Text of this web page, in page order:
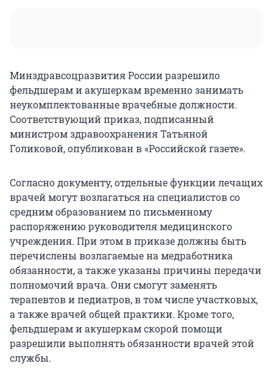
Минздравсоцразвития России разрешило
фельдшерам и акушеркам временно занимать
неукомплектованные врачебные должности.
Соответствующий приказ, подписанный
министром здравоохранения Татьяной
Голиковой, опубликован в «Российской газете».
Согласно документу, отдельные функции лечащих
врачей могут возлагаться на специалистов со
средним образованием по письменному
распоряжению руководителя медицинского
учреждения. При этом в приказе должны быть
перечислены возлагаемые на медработника
обязанности, а также указаны причины передачи
полномочий врача. Они смогут заменять
терапевтов и педиатров, в том числе участковых,
а также врачей общей практики. Кроме того,
фельдшерам и акушеркам скорой помощи
разрешили выполнять обязанности врачей этой
службы.